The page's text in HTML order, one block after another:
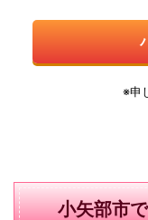
※申
小矢部市